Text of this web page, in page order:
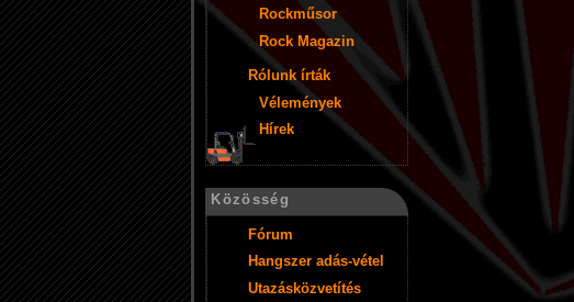
Rockműsor
Rock Magazin
Rólunk írták
Vélemények
Hírek
Közösség
Fórum
Hangszer adás-vétel
Utazásközvetítés